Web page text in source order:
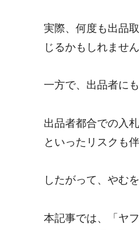
実際、何度も出品
じるかもしれません
一方で、出品者に
出品者都合での入
といったリスクも伴
したがって、やむ
本記事では、「ヤ